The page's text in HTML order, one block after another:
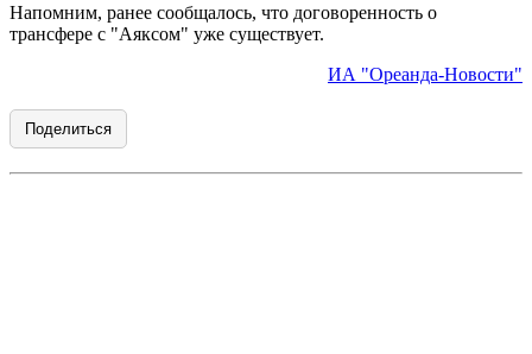
Напомним, ранее сообщалось, что договоренность о
трансфере с "Аяксом" уже существует.
ИА "Ореанда-Новости"
Поделиться